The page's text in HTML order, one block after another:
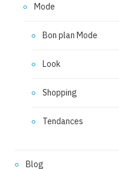
Mode
Bon plan Mode
Look
Shopping
Tendances
Blog